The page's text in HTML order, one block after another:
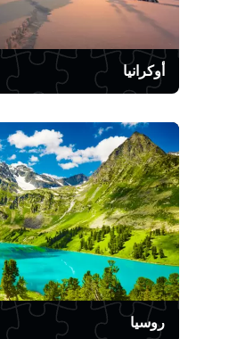
أوكرانيا
روسيا